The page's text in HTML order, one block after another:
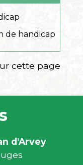
de handicap
cette page
d'Arvey